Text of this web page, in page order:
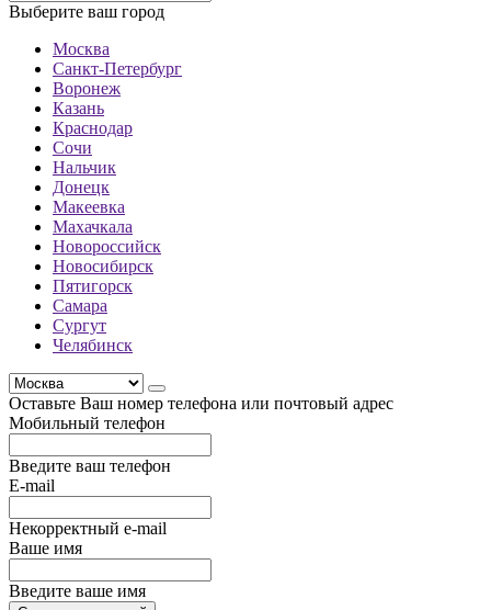
Выберите ваш город
Москва
Санкт-Петербург
Воронеж
Казань
Краснодар
Сочи
Нальчик
Донецк
Макеевка
Махачкала
Новороссийск
Новосибирск
Пятигорск
Самара
Сургут
Челябинск
Оставьте Ваш номер телефона или почтовый адрес
Мобильный телефон
Введите ваш телефон
E-mail
Некорректный e-mail
Ваше имя
Введите ваше имя